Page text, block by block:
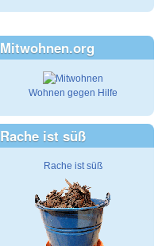
Mitwohnen.org
Wohnen gegen Hilfe
Rache ist süß
Rache ist süß